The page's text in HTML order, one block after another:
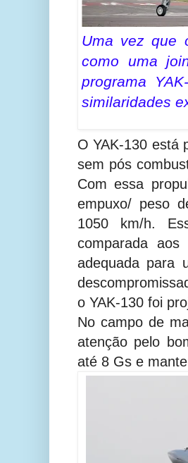
Uma vez que
como uma
programa
similaridades
O YAK-130 está
sem pós
Com essa
empuxo/ peso
1050 km/h.
comparada
adequada para
o YAK-130 foi
No campo de
atenção pelo
até 8 Gs e